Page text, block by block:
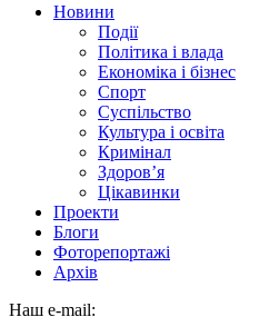
Новини
Події
Політика і влада
Економіка і бізнес
Спорт
Суспільство
Культура і освіта
Кримінал
Здоров’я
Цікавинки
Проекти
Блоги
Фоторепортажі
Архів
Наш e-mail: